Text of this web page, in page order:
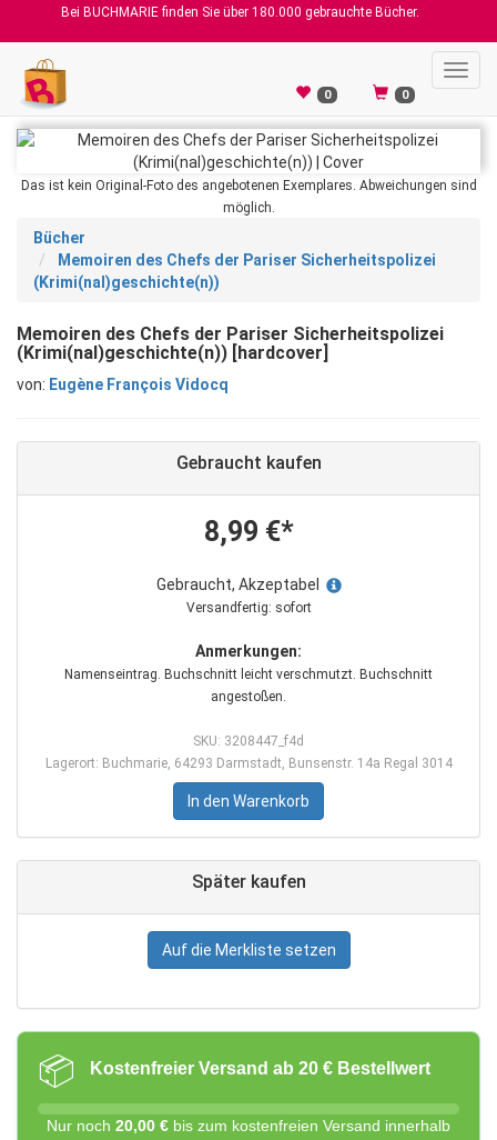
Bei BUCHMARIE finden Sie über 180.000 gebrauchte Bücher.
0 0
Das ist kein Original-Foto des angebotenen Exemplares. Abweichungen sind
möglich.
Bücher
Memoiren des Chefs der Pariser Sicherheitspolizei
(Krimi(nal)geschichte(n))
Memoiren des Chefs der Pariser Sicherheitspolizei
(Krimi(nal)geschichte(n)) [hardcover]
von: Eugène François Vidocq
Gebraucht kaufen
8,99 €*
Gebraucht, Akzeptabel
Versandfertig: sofort
Anmerkungen:
Namenseintrag. Buchschnitt leicht verschmutzt. Buchschnitt
angestoßen.
SKU: 3208447_f4d
Lagerort: Buchmarie, 64293 Darmstadt, Bunsenstr. 14a Regal 3014
In den Warenkorb
Später kaufen
Auf die Merkliste setzen
📦 Kostenfreier Versand ab 20 € Bestellwert
Nur noch 20,00 € bis zum kostenfreien Versand innerhalb